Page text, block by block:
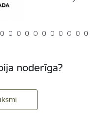
noderīga?